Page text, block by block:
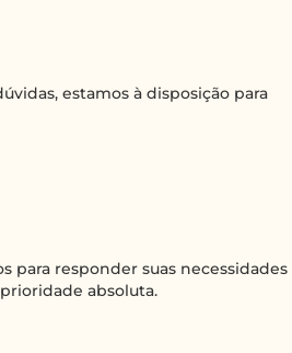
estamos à disposição para
para responder suas necessidades
absoluta.